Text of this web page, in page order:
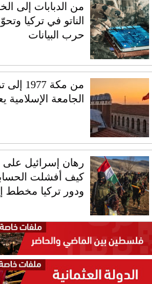
من الدبابات إلى
الناتو في تركيا
حرب البيانات
من مكة
الجامعة الإسلامية
رهان إسرائيل على
كيف أفشلت
ودور تركيا مخطط